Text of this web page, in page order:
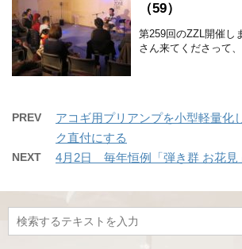
（59）
第259回のZZL開催し
さん来てくださって
PREV
アコギ用プリアンプを小型軽量化
ク直付にする
NEXT 4月2日 毎年恒例「弾き群 お花見